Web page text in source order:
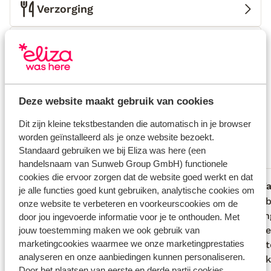
Deze website maakt gebruik van cookies
Dit zijn kleine tekstbestanden die automatisch in je browser
worden geïnstalleerd als je onze website bezoekt.
Standaard gebruiken we bij Eliza was here (een
handelsnaam van Sunweb Group GmbH) functionele
cookies die ervoor zorgen dat de website goed werkt en dat
je alle functies goed kunt gebruiken, analytische cookies om
onze website te verbeteren en voorkeurscookies om de
door jou ingevoerde informatie voor je te onthouden. Met
jouw toestemming maken we ook gebruik van
marketingcookies waarmee we onze marketingprestaties
analyseren en onze aanbiedingen kunnen personaliseren.
Verzorging
Huurauto
Wat gasten vinden
jou voorgingen. Meer over beoordelingen
9.7 Fantastisch
19 ervaringen
Meest geboekt door met familie
Fantastisch
2 weken geleden
Zalig verblijf gehad. Huis is heel mooi en
netjes. Echt helemaal zoals op de foto’s.
Maria is een gastvrouw uit de duizend en
wil je echt een zorgeloze vakantie geven.
Ijskast reeds gevuld met water, fles wijn
Zalig verblijf gehad. Huis is heel mooi en
netjes. Echt helemaal zoals op de foto’s.
Maria is een gastvrouw uit de duizend en
wil je echt een zorgeloze vakantie geven.
Ijskast reeds gevuld met water, fles wijn
We
host
We
host